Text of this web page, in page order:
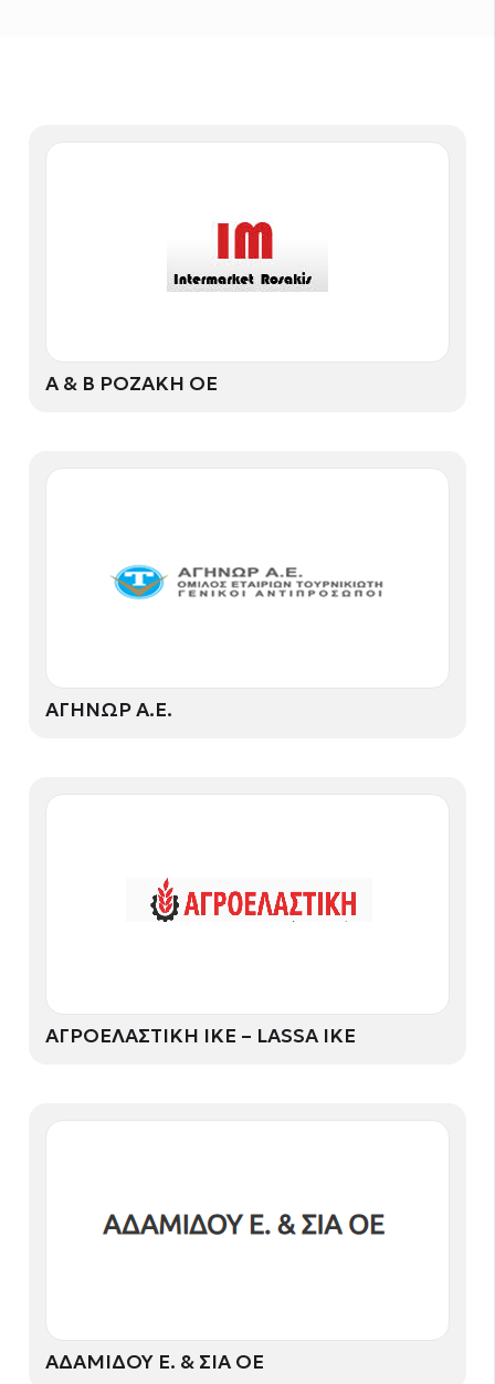
Α & Β ΡΟΖΑΚΗ ΟΕ
ΑΓΗΝΩΡ Α.Ε.
ΑΓΡΟΕΛΑΣΤΙΚΗ ΙΚΕ – LASSA IKE
ΑΔΑΜΙΔΟΥ Ε. & ΣΙΑ ΟΕ